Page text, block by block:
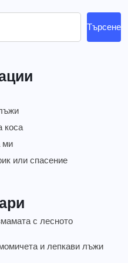
Търсене
коса
ми
или спасение
с лесното
и лепкави лъжи